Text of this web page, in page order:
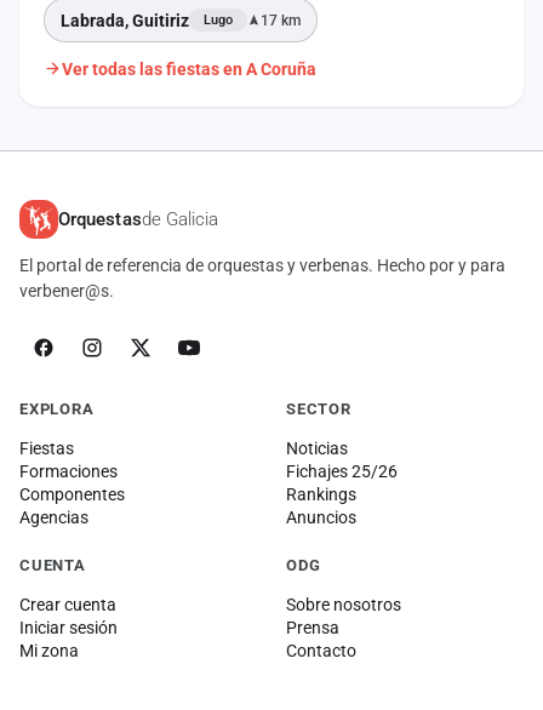
Labrada, Guitiriz Lugo 17 km
Ver todas las fiestas en A Coruña
Orquestasde Galicia
El portal de referencia de orquestas y verbenas. Hecho por y para
verbener@s.
EXPLORA
Fiestas
Formaciones
Componentes
Agencias
SECTOR
Noticias
Fichajes 25/26
Rankings
Anuncios
CUENTA
Crear cuenta
Iniciar sesión
Mi zona
ODG
Sobre nosotros
Prensa
Contacto